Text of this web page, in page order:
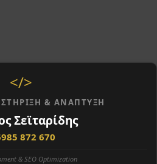
</>
& ΑΝΆΠΤΥΞΗ
Σεϊταρίδης
872 670
& SEO Optimization